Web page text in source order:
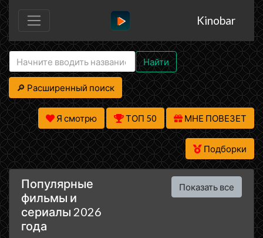
Kinobar
Найти
🔎 Расширенный поиск
Я смотрю ТОП 50 МНЕ ПОВЕЗЕТ
Подборки
Популярные
фильмы и
сериалы 2026
года
Показать все